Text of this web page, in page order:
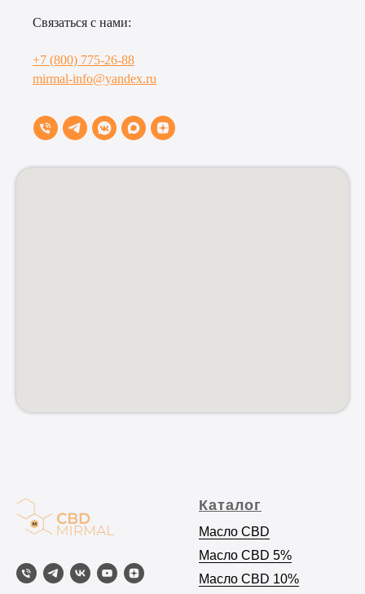
Связаться с нами:
+7 (800) 775-26-88
mirmal-info@yandex.ru
Каталог
Масло CBD
Масло CBD 5%
Масло CBD 10%